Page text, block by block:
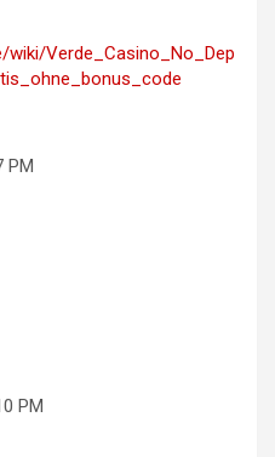
Verde_Casino_No_Dep
PM
PM